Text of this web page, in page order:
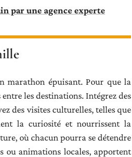
par une agence experte
marathon épuisant. Pour que la
les destinations. Intégrez des
des visites culturelles, telles que
la curiosité et nourrissent la
où chacun pourra se détendre
ou animations locales, apportent